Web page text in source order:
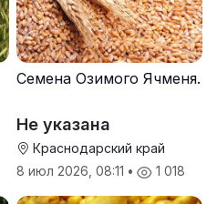
Семена Озимого Ячменя.
Не указана
Краснодарский край
8 июл 2026, 08:11 • 1 018